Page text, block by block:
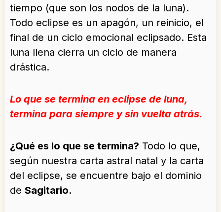
tiempo (que son los nodos de la luna).
Todo eclipse es un apagón, un reinicio, el
final de un ciclo emocional eclipsado. Esta
luna llena cierra un ciclo de manera
drástica.
Lo que se termina en eclipse de luna,
termina para siempre y sin vuelta atrás.
¿Qué es lo que se termina? Todo lo que,
según nuestra carta astral natal y la carta
del eclipse, se encuentre bajo el dominio
de Sagitario.